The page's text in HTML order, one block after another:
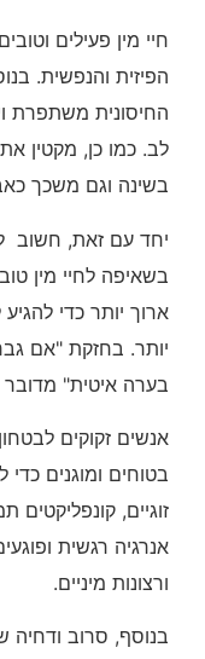
חיי מין פעילים
הפיזית והנפשית.
החיסונית משתפרת
לב. כמו כן, מקטין
בשינה וגם משכך
יחד עם זאת, חשוב
בשאיפה לחיי מין
ארוך יותר כדי
יותר. בחזקת "אם
בערה איטית"
אנשים זקוקים
בטוחים ומוגנים
זוגיים, קונפליקטים
אנרגיה רגשית
ורצונות מיניים.
בנוסף, סרוב ודחיה